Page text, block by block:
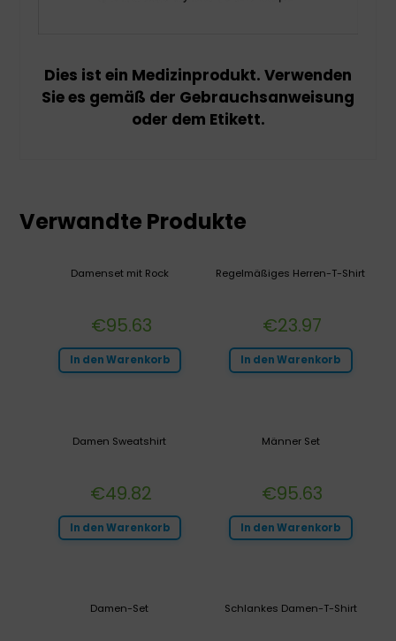
Dies ist ein Medizinprodukt. Verwenden
Sie es gemäß der Gebrauchsanweisung
oder dem Etikett.
Verwandte Produkte
Regelmäßiges Herren-T-Shirt
€23.97
In den Warenkorb
Damenset mit Rock
€95.63
In den Warenkorb
Männer Set
€95.63
In den Warenkorb
Damen Sweatshirt
€49.82
In den Warenkorb
Schlankes Damen-T-Shirt
Damen-Set